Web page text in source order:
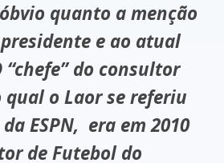
quanto a menção
e ao atual
do consultor
o Laor se referiu
ESPN, era em 2010
de Futebol do